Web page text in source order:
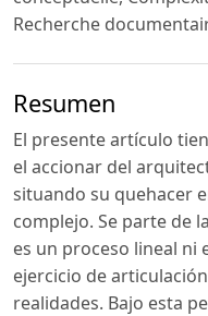
Recherche
Resumen
El presente artículo
el accionar del
situando su quehacer
complejo. Se parte de
es un proceso lineal ni
ejercicio de
realidades. Bajo esta